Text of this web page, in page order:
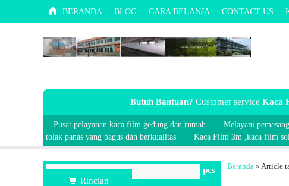
BERANDA BLOG CARA BELANJA CONTACT US
Butuh Bantuan? Customer service Kaca
Pusat pelayanan kaca film gedung dan rumah Melayani
tolak panas yang bagus dan berkualitas
Kaca Film 3m ,kaca film
Beranda » Article
pcs
Rincian